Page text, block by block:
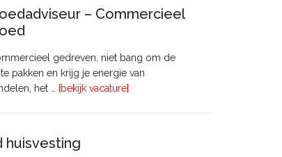
– Commercieel
gedreven, niet bang om de
pakken en krijg je energie van
het …
[bekijk vacature]
huisvesting